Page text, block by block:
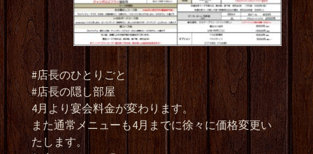
#店長のひとりごと
#店長の隠し部屋
4月より宴会料金が変わります。
また通常メニューも4月までに徐々に価格変更い
たします。